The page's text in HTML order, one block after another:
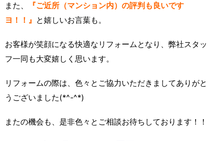
また、
『ご近所（マンション内）の評判も良いです
ヨ！！』 と嬉しいお言葉も。
お客様が笑顔になる快適なリフォームとなり、弊社スタッ
フ一同も大変嬉しく思います。
リフォームの際は、色々とご協力いただきましてありがと
うございました(*^-^*)
またの機会も、是非色々とご相談お待ちしております！！